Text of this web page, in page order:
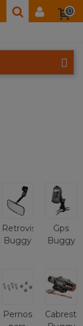
0
Retrovisores
Buggy
Gps
Buggy
Pernos